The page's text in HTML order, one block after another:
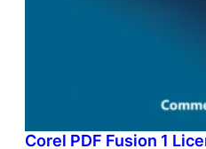
Corel PDF Fusion 1